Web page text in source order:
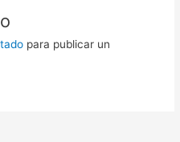
para publicar un